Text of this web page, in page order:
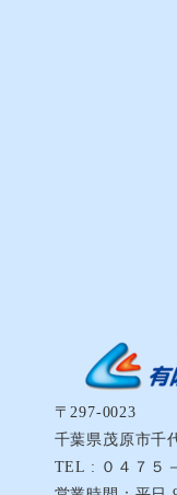
〒297-0023
千葉県茂原市千
TEL : ０４７５